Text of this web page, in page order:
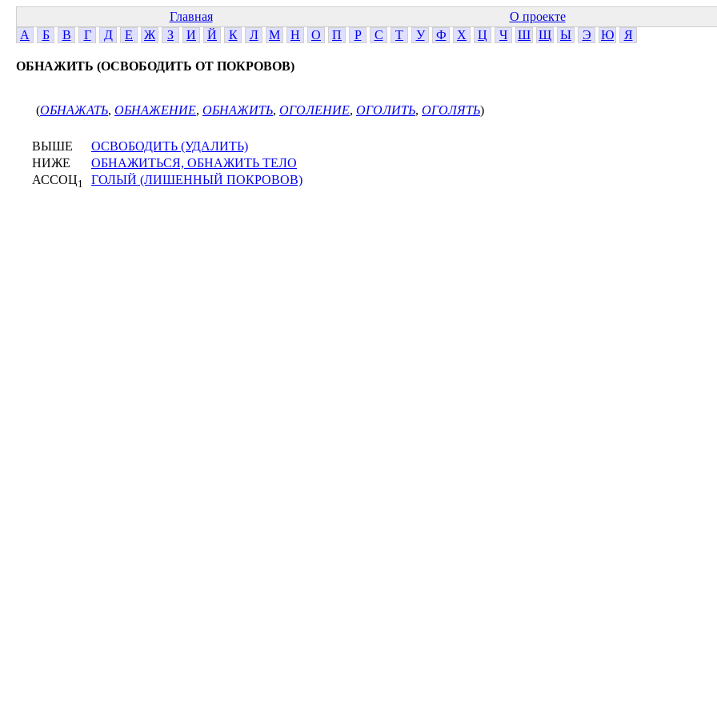
Главная О проекте
А
Б В Г Д Е Ж З И Й К Л М Н О П Р С Т У Ф Х Ц Ч Ш Щ Ы Э Ю Я
ОБНАЖИТЬ (ОСВОБОДИТЬ ОТ ПОКРОВОВ)
(ОБНАЖАТЬ, ОБНАЖЕНИЕ, ОБНАЖИТЬ, ОГОЛЕНИЕ, ОГОЛИТЬ, ОГОЛЯТЬ)
ВЫШЕ
ОСВОБОДИТЬ (УДАЛИТЬ)
НИЖЕ
ОБНАЖИТЬСЯ, ОБНАЖИТЬ ТЕЛО
АССОЦ1 ГОЛЫЙ (ЛИШЕННЫЙ ПОКРОВОВ)